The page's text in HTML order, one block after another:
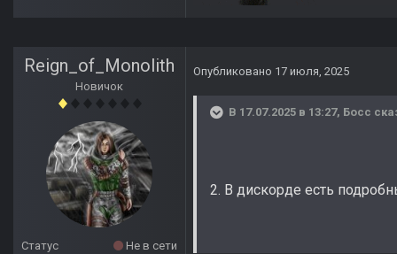
Reign_of_Monolith
Новичок
Статус
Не в сети
Опубликовано 17 июля, 2025
В 17.07.2025 в 13:27, Босс
2. В дискорде есть